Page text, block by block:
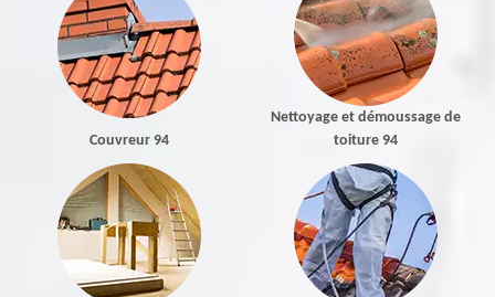
Couvreur 94
Nettoyage et démoussage de
toiture 94